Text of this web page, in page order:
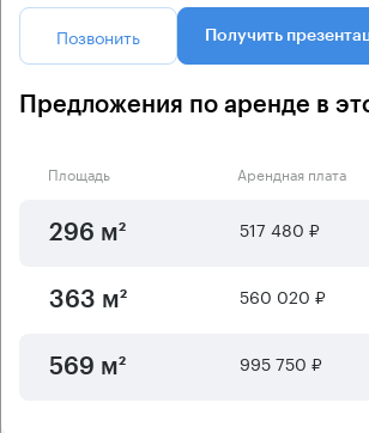
Позвонить Получить
Предложения по аренде в
Площадь Арендная плата
296 м² 517 480 ₽
363 м² 560 020 ₽
569 м² 995 750 ₽